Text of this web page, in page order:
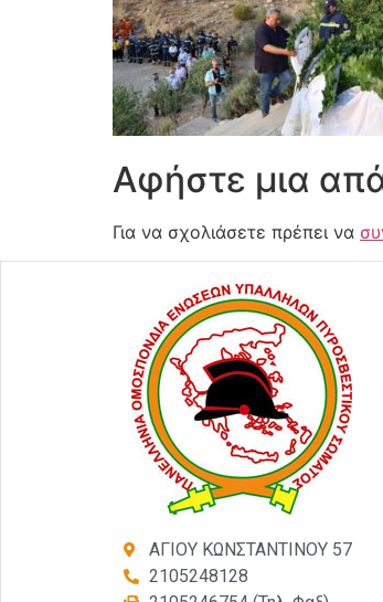
Αφήστε μια
Για να σχολιάσετε πρέπει να
ΑΓΙΟΥ ΚΩΝΣΤΑΝΤΙΝΟΥ 57
2105248128